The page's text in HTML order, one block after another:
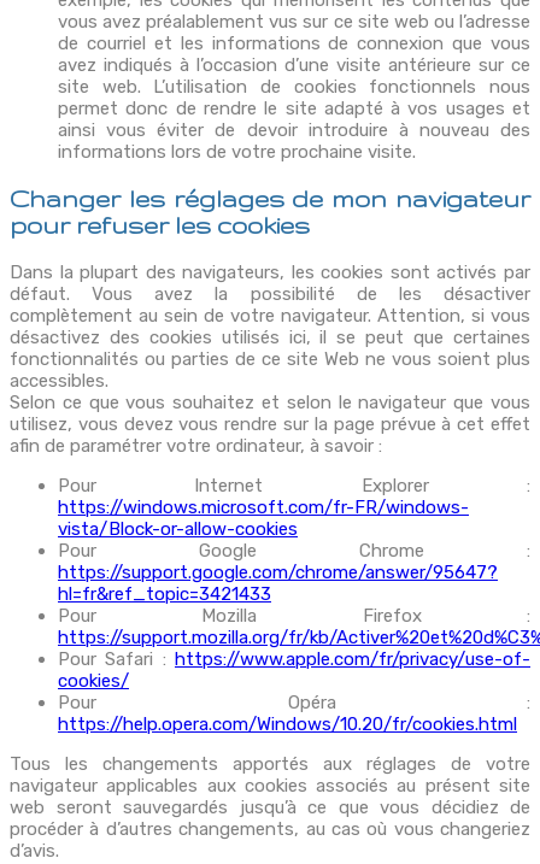
vous avez préalablement vus sur ce site web ou l’adresse
de courriel et les informations de connexion que vous
avez indiqués à l’occasion d’une visite antérieure sur ce
site web. L’utilisation de cookies fonctionnels nous
permet donc de rendre le site adapté à vos usages et
ainsi vous éviter de devoir introduire à nouveau des
informations lors de votre prochaine visite.
Changer les réglages de mon navigateur
pour refuser les cookies
Dans la plupart des navigateurs, les cookies sont activés par
défaut. Vous avez la possibilité de les désactiver
complètement au sein de votre navigateur. Attention, si vous
désactivez des cookies utilisés ici, il se peut que certaines
fonctionnalités ou parties de ce site Web ne vous soient plus
accessibles.
Selon ce que vous souhaitez et selon le navigateur que vous
utilisez, vous devez vous rendre sur la page prévue à cet effet
afin de paramétrer votre ordinateur, à savoir :
Pour Internet Explorer :
https://windows.microsoft.com/fr-FR/windows-
vista/Block-or-allow-cookies
Pour Google Chrome :
https://support.google.com/chrome/answer/95647?
hl=fr&ref_topic=3421433
Pour Mozilla Firefox :
https://support.mozilla.org/fr/kb/
Pour Safari : https://www.apple.com/fr/privacy/use-of-
cookies/
Pour Opéra :
https://help.opera.com/Windows/10.20/fr/cookies.html
Tous les changements apportés aux réglages de votre
navigateur applicables aux cookies associés au présent site
web seront sauvegardés jusqu’à ce que vous décidiez de
procéder à d’autres changements, au cas où vous changeriez
d’avis.